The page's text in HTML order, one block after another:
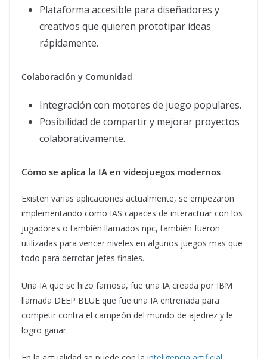
Plataforma accesible para diseñadores y
creativos que quieren prototipar ideas
rápidamente.
Colaboración y Comunidad
Integración con motores de juego populares.
Posibilidad de compartir y mejorar proyectos
colaborativamente.
Cómo se aplica la IA en videojuegos modernos
Existen varias aplicaciones actualmente, se empezaron
implementando como IAS capaces de interactuar con los
jugadores o también llamados npc, también fueron
utilizadas para vencer niveles en algunos juegos mas que
todo para derrotar jefes finales.
Una IA que se hizo famosa, fue una IA creada por IBM
llamada DEEP BLUE que fue una IA entrenada para
competir contra el campeón del mundo de ajedrez y le
logro ganar.